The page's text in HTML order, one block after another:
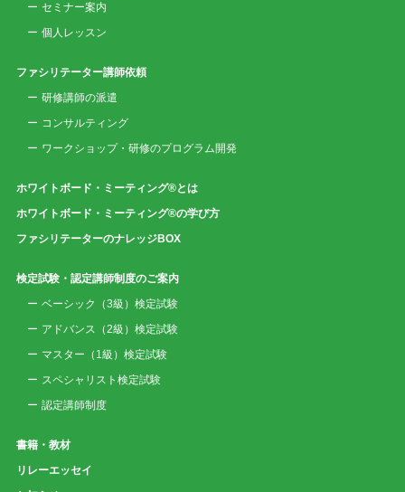
セミナー案内
個人レッスン
ファシリテーター講師依頼
研修講師の派遣
コンサルティング
ワークショップ・研修のプログラム開発
ホワイトボード・ミーティング®とは
ホワイトボード・ミーティング®の学び方
ファシリテーターのナレッジBOX
検定試験・認定講師制度のご案内
ベーシック（3級）検定試験
アドバンス（2級）検定試験
マスター（1級）検定試験
スペシャリスト検定試験
認定講師制度
書籍・教材
リレーエッセイ